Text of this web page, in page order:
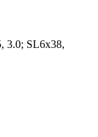
3.0; SL6x38,